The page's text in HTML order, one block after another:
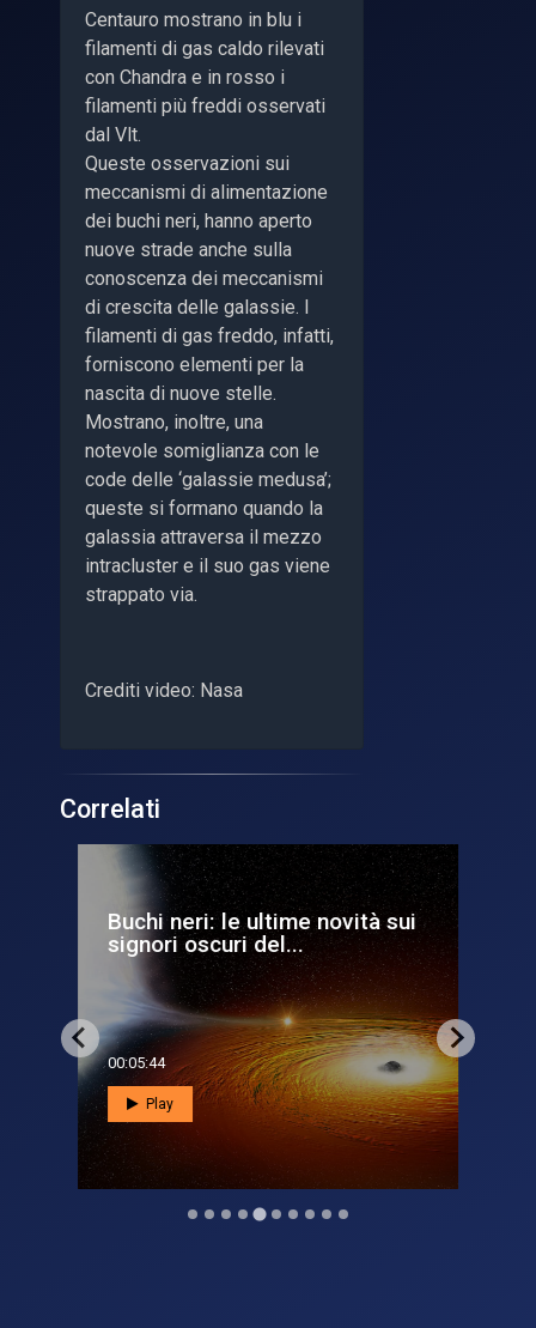
Centauro mostrano in blu i
filamenti di gas caldo rilevati
con Chandra e in rosso i
filamenti più freddi osservati
dal Vlt.
Queste osservazioni sui
meccanismi di alimentazione
dei buchi neri, hanno aperto
nuove strade anche sulla
conoscenza dei meccanismi
di crescita delle galassie. I
filamenti di gas freddo, infatti,
forniscono elementi per la
nascita di nuove stelle.
Mostrano, inoltre, una
notevole somiglianza con le
code delle ‘galassie medusa’;
queste si formano quando la
galassia attraversa il mezzo
intracluster e il suo gas viene
strappato via.
Crediti video: Nasa
Correlati
Buchi neri: le ultime novità sui
signori oscuri del...
00:05:44
Play